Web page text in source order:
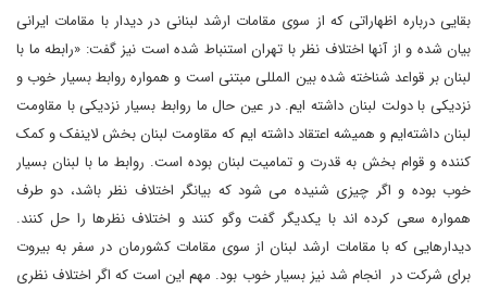
بقایی درباره اظهاراتی که از سوی مقامات ارشد لبنانی در دیدار با مقامات ایرانی
بیان شده و از آنها اختلاف نظر با تهران استنباط شده است نیز گفت: «رابطه ما با
لبنان بر قواعد شناخته شده بین المللی مبتنی است و همواره روابط بسیار خوب و
نزدیکی با دولت لبنان داشته ایم. در عین حال ما روابط بسیار نزدیکی با مقاومت
لبنان داشته‌ایم و همیشه اعتقاد داشته ایم که مقاومت لبنان بخش لاینفک و کمک
کننده و قوام بخش به قدرت و تمامیت لبنان بوده است. روابط ما با لبنان بسیار
خوب بوده و اگر چیزی شنیده می شود که بیانگر اختلاف نظر باشد، دو طرف
همواره سعی کرده اند با یکدیگر گفت وگو کنند و اختلاف نظرها را حل کنند.
دیدارهایی که با مقامات ارشد لبنان از سوی مقامات کشورمان در سفر به بیروت
برای شرکت در انجام شد نیز بسیار خوب بود. مهم این است که اگر اختلاف نظری